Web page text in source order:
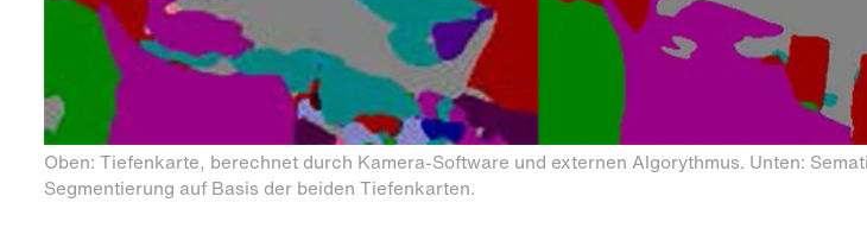
Oben: Tiefenkarte, berechnet durch Kamera-Software und externen Algorythmus. Unten:
Segmentierung auf Basis der beiden Tiefenkarten.